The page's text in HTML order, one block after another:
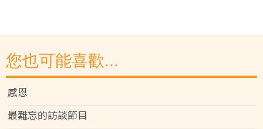
您也可能喜歡...
感恩
最難忘的訪談節目